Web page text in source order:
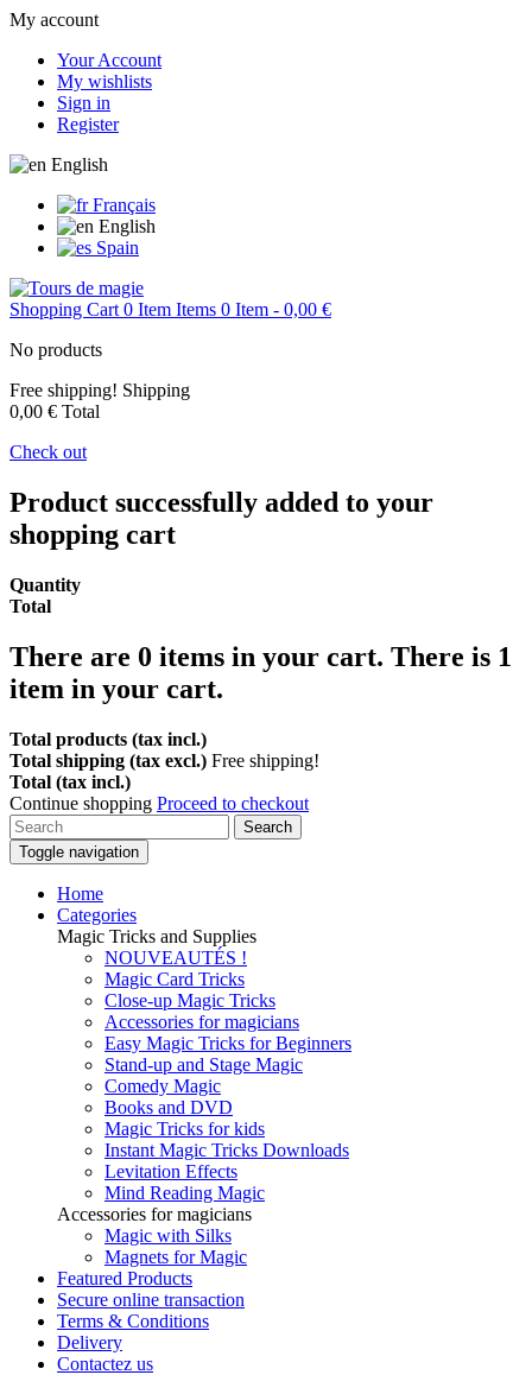
My account
Your Account
My wishlists
Sign in
Register
English
Français
English
Spain
Shopping Cart 0 Item Items 0 Item - 0,00 €
No products
Free shipping! Shipping
0,00 € Total
Check out
Product successfully added to your
shopping cart
Quantity
Total
There are 0 items in your cart. There is 1
item in your cart.
Total products (tax incl.)
Total shipping (tax excl.) Free shipping!
Total (tax incl.)
Continue shopping Proceed to checkout
Search
Toggle navigation
Home
Categories
Magic Tricks and Supplies
NOUVEAUTÉS !
Magic Card Tricks
Close-up Magic Tricks
Accessories for magicians
Easy Magic Tricks for Beginners
Stand-up and Stage Magic
Comedy Magic
Books and DVD
Magic Tricks for kids
Instant Magic Tricks Downloads
Levitation Effects
Mind Reading Magic
Accessories for magicians
Magic with Silks
Magnets for Magic
Featured Products
Secure online transaction
Terms & Conditions
Delivery
Contactez us